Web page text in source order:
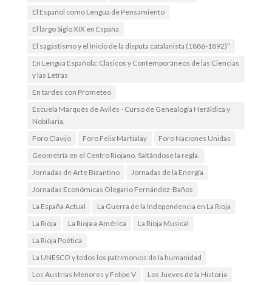
El Español como Lengua de Pensamiento
El largo Siglo XIX en España
El sagastismo y el Inicio de la disputa catalanista (1886-1892)”
En Lengua Española: Clásicos y Contemporáneos de las Ciencias
y las Letras
En tardes con Prometeo
Escuela Marqués de Avilés - Curso de Genealogía Heráldica y
Nobiliaria.
Foro Clavijo
Foro Felix Martialay
Foro Naciones Unidas
Geometría en el Centro Riojano. Saltándose la regla.
Jornadas de Arte Bizantino
Jornadas de la Energía
Jornadas Económicas Olegario Fernández-Baños
La España Actual
La Guerra de la Independencia en La Rioja
La Rioja
La Rioja a América
La Rioja Musical
La Rioja Poética
La UNESCO y todos los patrimonios de la humanidad
Los Austrias Menores y Felipe V
Los Jueves de la Historia